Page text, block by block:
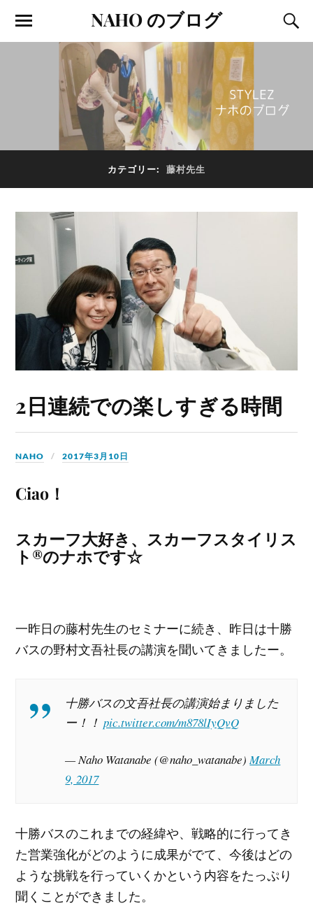
NAHO のブログ
カテゴリー: 藤村先生
2日連続での楽しすぎる時間
NAHO 2017年3月10日
Ciao！
スカーフ大好き、スカーフスタイリス
ト®のナホです☆
一昨日の藤村先生のセミナーに続き、昨日は十勝
バスの野村文吾社長の講演を聞いてきましたー。
十勝バスの文吾社長の講演始まりました
ー！！pic.twitter.com/m878lIyQvQ
— Naho Watanabe (@naho_watanabe)March
9, 2017
十勝バスのこれまでの経緯や、戦略的に行ってき
た営業強化がどのように成果がでて、今後はどの
ような挑戦を行っていくかという内容をたっぷり
聞くことができました。